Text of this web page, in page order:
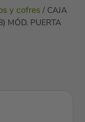
y cofres / CAJA
MÓD. PUERTA